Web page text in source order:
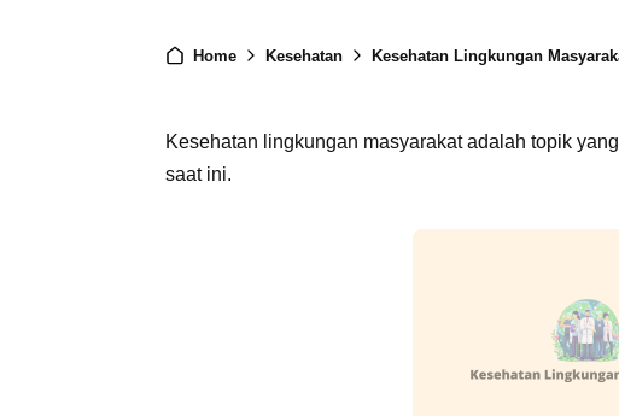
Home Kesehatan Kesehatan Lingkungan
Kesehatan lingkungan masyarakat adalah topik
saat ini.